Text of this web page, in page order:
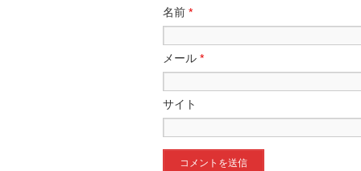
名前 *
メール *
サイト